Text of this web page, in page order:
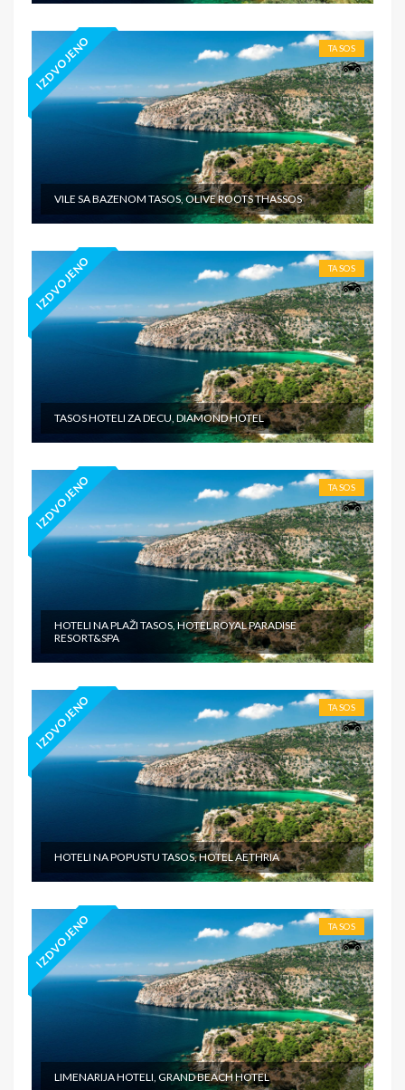
IZDVOJENO TASOS
VILE SA BAZENOM TASOS, OLIVE ROOTS THASSOS
IZDVOJENO TASOS
TASOS HOTELI ZA DECU, DIAMOND HOTEL
IZDVOJENO TASOS
HOTELI NA PLAŽI TASOS, HOTEL ROYAL PARADISE
RESORT&SPA
IZDVOJENO TASOS
HOTELI NA POPUSTU TASOS, HOTEL AETHRIA
IZDVOJENO TASOS
LIMENARIJA HOTELI, GRAND BEACH HOTEL